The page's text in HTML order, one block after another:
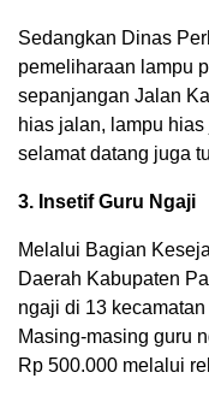
Sedangkan Dinas
pemeliharaan lampu
sepanjangan Jalan
hias jalan, lampu
selamat datang juga
3. Insetif Guru Ngaji
Melalui Bagian
Daerah Kabupaten
ngaji di 13
Masing-masing guru
Rp 500.000 melalui